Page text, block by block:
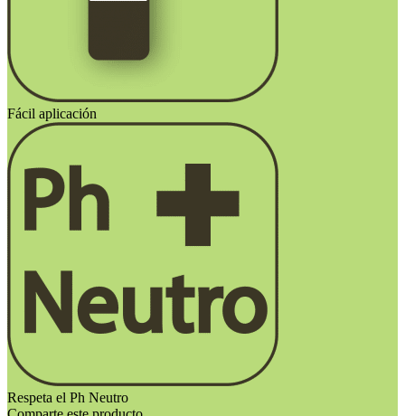
Fácil aplicación
Respeta el Ph Neutro